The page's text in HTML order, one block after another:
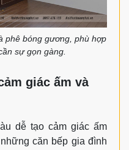
phê bóng gương, phù hợp
sự gọn gàng.
giác ấm và
dễ tạo cảm giác ấm
căn bếp gia đình